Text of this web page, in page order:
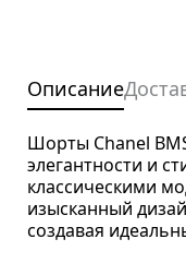
Описание
Шорты Chanel
элегантности и
классическими
изысканный
создавая